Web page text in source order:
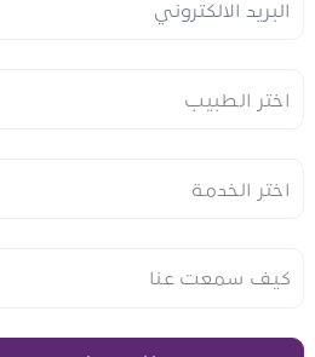
اختر الطبيب
اختر الخدمة
كيف سمعت عنا